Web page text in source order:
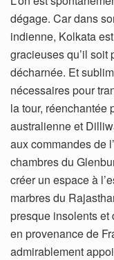
dégage. Car dans
indienne, Kolkata
gracieuses qu’il soit
décharnée. Et
nécessaires pour
la tour, réenchantée
australienne et
aux commandes de
chambres du
créer un espace à
marbres du
presque insolents
en provenance de
admirablement